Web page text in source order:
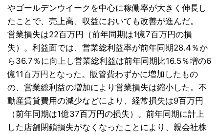
やゴールデンウイークを中心に稼働率が大きく伸長し
たことで、売上高、収益においても改善が進んだ。
営業損失は22百万円（前年同期は1億7百万円の損
失）。利益面では、営業総利益率が前年同期28.4％か
ら36.7％に向上し営業総利益は前年同期比16.5％増の6
億11百万円となった。販管費わずかに増加したもの
の、営業総利益の増加により営業損失は縮小した。不
動産賃貸費用の減少などにより、経常損失は9百万円
（前年同期は1億37百万円の損失）。前年同期に計上
した店舗閉鎖損失がなくなったことにより、親会社株